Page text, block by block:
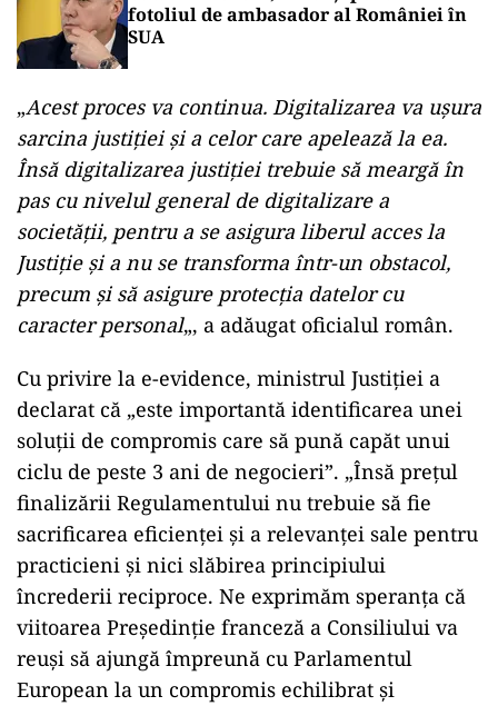
fotoliul de ambasador al României în
SUA
„Acest proces va continua. Digitalizarea va uşura
sarcina justiţiei şi a celor care apelează la ea.
Însă digitalizarea justiţiei trebuie să meargă în
pas cu nivelul general de digitalizare a
societăţii, pentru a se asigura liberul acces la
Justiţie şi a nu se transforma într-un obstacol,
precum şi să asigure protecţia datelor cu
caracter personal„, a adăugat oficialul român.
Cu privire la e-evidence, ministrul Justiţiei a
declarat că „este importantă identificarea unei
soluţii de compromis care să pună capăt unui
ciclu de peste 3 ani de negocieri”. „Însă preţul
finalizării Regulamentului nu trebuie să fie
sacrificarea eficienţei şi a relevanţei sale pentru
practicieni şi nici slăbirea principiului
încrederii reciproce. Ne exprimăm speranţa că
viitoarea Preşedinţie franceză a Consiliului va
reuşi să ajungă împreună cu Parlamentul
European la un compromis echilibrat şi